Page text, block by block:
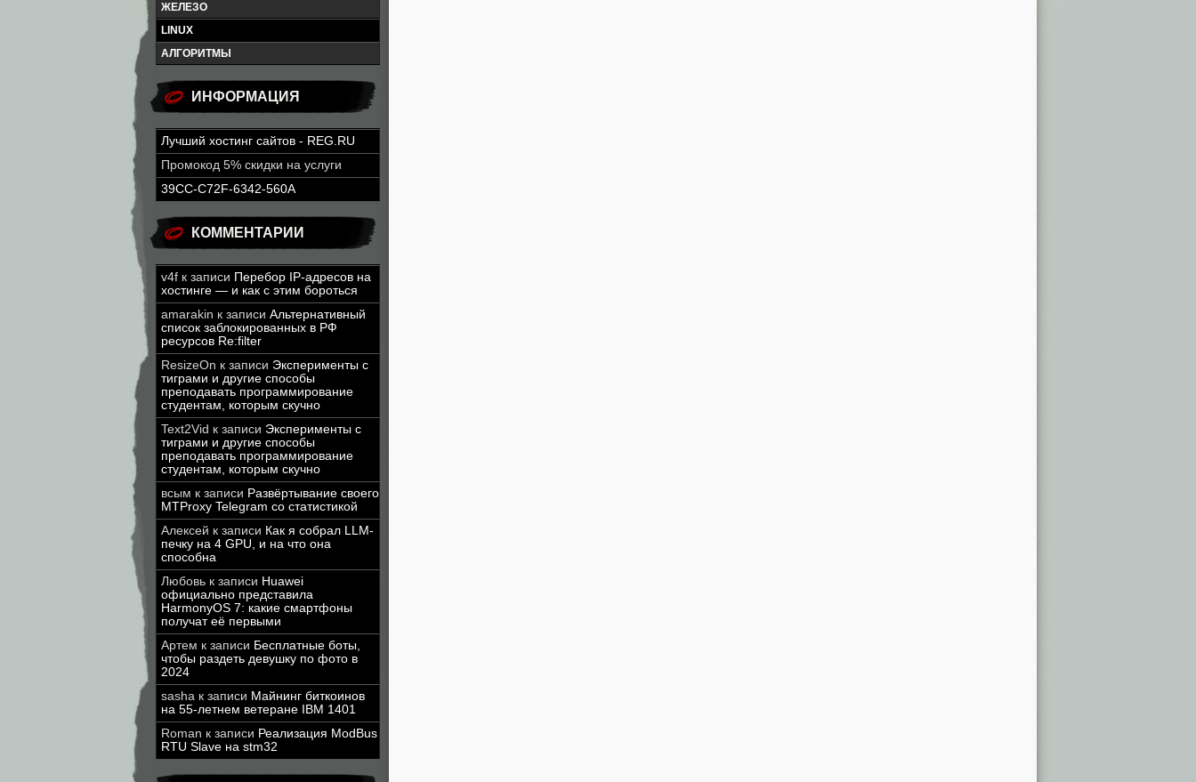
ЖЕЛЕЗО
LINUX
АЛГОРИТМЫ
ИНФОРМАЦИЯ
Лучший хостинг сайтов - REG.RU
Промокод 5% скидки на услуги
39CC-C72F-6342-560A
КОММЕНТАРИИ
v4f к записи Перебор IP-адресов на
хостинге — и как с этим бороться
amarakin к записи Альтернативный
список заблокированных в РФ
ресурсов Re:filter
ResizeOn к записи Эксперименты с
тиграми и другие способы
преподавать программирование
студентам, которым скучно
Text2Vid к записи Эксперименты с
тиграми и другие способы
преподавать программирование
студентам, которым скучно
всым к записи Развёртывание своего
MTProxy Telegram со статистикой
Алексей к записи Как я собрал LLM-
печку на 4 GPU, и на что она
способна
Любовь к записи Huawei
официально представила
HarmonyOS 7: какие смартфоны
получат её первыми
Артем к записи Бесплатные боты,
чтобы раздеть девушку по фото в
2024
sasha к записи Майнинг биткоинов
на 55-летнем ветеране IBM 1401
Roman к записи Реализация ModBus
RTU Slave на stm32